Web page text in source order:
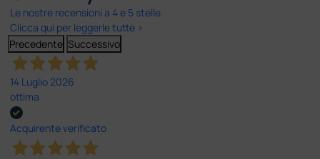
Le nostre recensioni a 4 e 5 stelle.
Clicca qui per leggerle tutte >
Precedente Successivo
14 Luglio 2026
ottima
Acquirente verificato